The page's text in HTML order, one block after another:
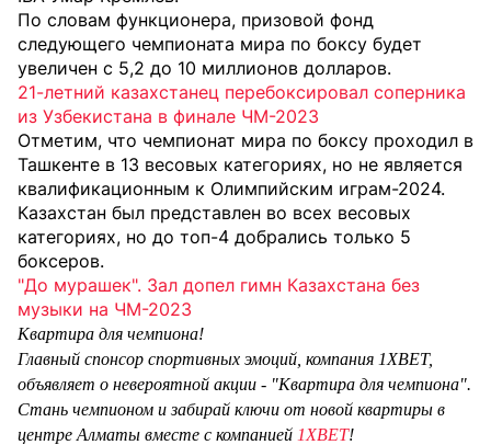
По словам функционера, призовой фонд
следующего чемпионата мира по боксу будет
увеличен с 5,2 до 10 миллионов долларов.
21-летний казахстанец перебоксировал соперника
из Узбекистана в финале ЧМ-2023
Отметим, что чемпионат мира по боксу проходил в
Ташкенте в 13 весовых категориях, но не является
квалификационным к Олимпийским играм-2024.
Казахстан был представлен во всех весовых
категориях, но до топ-4 добрались только 5
боксеров.
"До мурашек". Зал допел гимн Казахстана без
музыки на ЧМ-2023
Квартира для чемпиона!
Главный спонсор спортивных эмоций, компания 1XBET,
объявляет о невероятной акции - "Квартира для чемпиона".
Стань чемпионом и забирай ключи от новой квартиры в
центре Алматы вместе с компанией 1XBET!